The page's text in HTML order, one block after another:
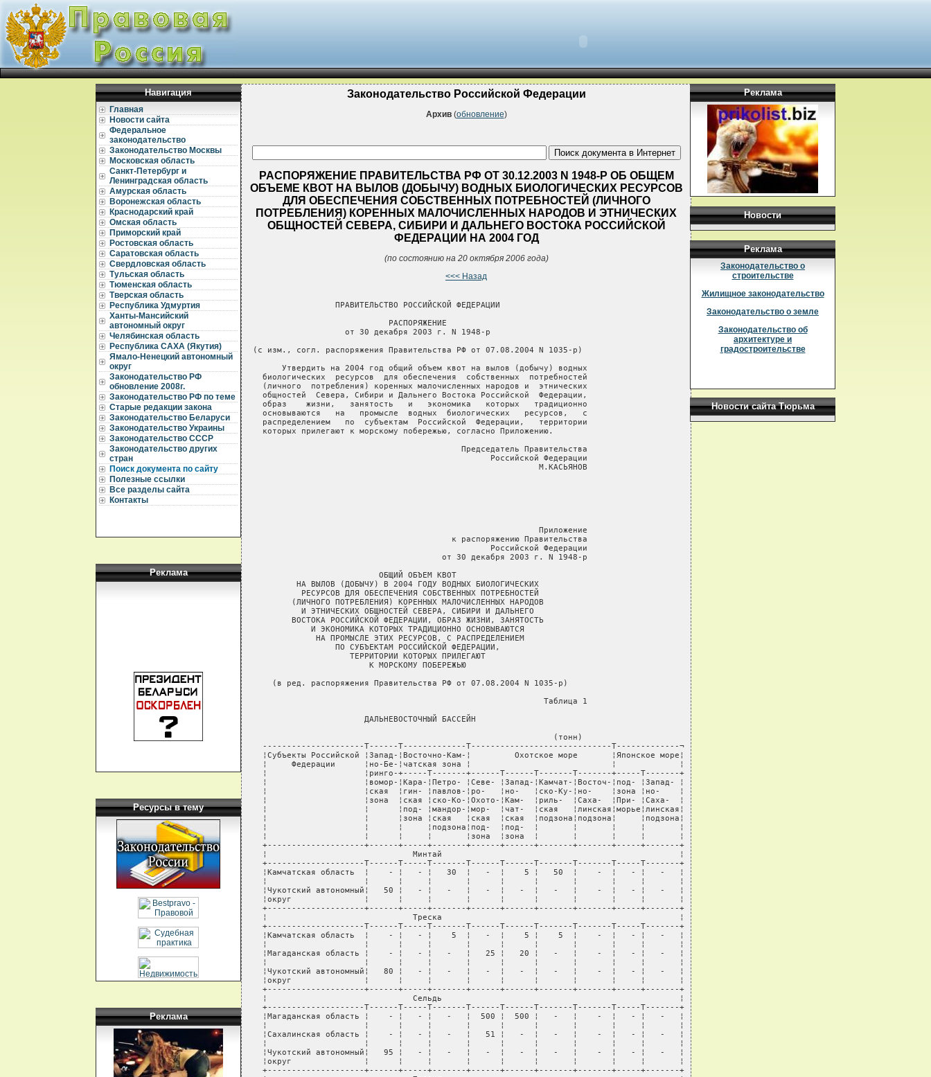
Навигация
Главная
Новости сайта
Федеральное
законодательство
Законодательство Москвы
Московская область
Санкт-Петербург и
Ленинградская область
Амурская область
Воронежская область
Краснодарский край
Омская область
Приморский край
Ростовская область
Саратовская область
Свердловская область
Тульская область
Тюменская область
Тверская область
Республика Удмуртия
Ханты-Мансийский
автономный округ
Челябинская область
Республика САХА (Якутия)
Ямало-Ненецкий автономный
округ
Законодательство РФ
обновление 2008г.
Законодательство РФ по теме
Старые редакции закона
Законодательство Беларуси
Законодательство Украины
Законодательство СССР
Законодательство других
стран
Поиск документа по сайту
Полезные ссылки
Все разделы сайта
Контакты
Реклама
Ресурсы в тему
Реклама
Законодательство Российской Федерации
Архив (обновление)
РАСПОРЯЖЕНИЕ ПРАВИТЕЛЬСТВА РФ ОТ 30.12.2003 N 1948-Р ОБ ОБЩЕМ
ОБЪЕМЕ КВОТ НА ВЫЛОВ (ДОБЫЧУ) ВОДНЫХ БИОЛОГИЧЕСКИХ РЕСУРСОВ
ДЛЯ ОБЕСПЕЧЕНИЯ СОБСТВЕННЫХ ПОТРЕБНОСТЕЙ (ЛИЧНОГО
ПОТРЕБЛЕНИЯ) КОРЕННЫХ МАЛОЧИСЛЕННЫХ НАРОДОВ И ЭТНИЧЕСКИХ
ОБЩНОСТЕЙ СЕВЕРА, СИБИРИ И ДАЛЬНЕГО ВОСТОКА РОССИЙСКОЙ
ФЕДЕРАЦИИ НА 2004 ГОД
(по состоянию на 20 октября 2006 года)
<<< Назад
Реклама
Новости
Реклама
Законодательство о
строительстве
Жилищное законодательство
Законодательство о земле
Законодательство об
архитектуре и
градостроительстве
Новости сайта Тюрьма